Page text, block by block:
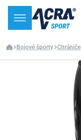
Bojové športy Chrániče